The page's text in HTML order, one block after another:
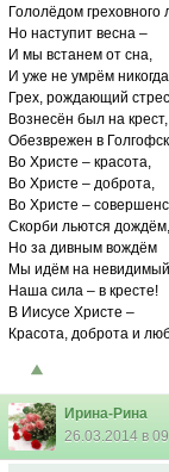
Гололёдом греховного
Но наступит весна –
И мы встанем от сна,
И уже не умрём
Грех, рождающий
Вознесён был на крест,
Обезврежен в
Во Христе – красота,
Во Христе – доброта,
Во Христе –
Скорби льются дождём,
Но за дивным вождём
Мы идём на
Наша сила – в кресте!
В Иисусе Христе –
Красота, доброта и
Ирина-Рина
26.03.2014 в